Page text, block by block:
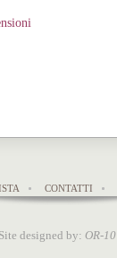
CONTATTI
Site designed by: OR-10